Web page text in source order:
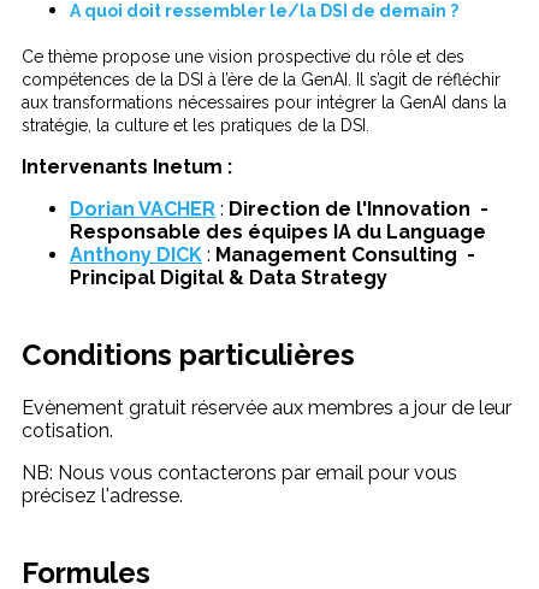
A quoi doit ressembler le/la DSI de demain ?
Ce thème propose une vision prospective du rôle et des
compétences de la DSI à l’ère de la GenAI. Il s’agit de réfléchir
aux transformations nécessaires pour intégrer la GenAI dans la
stratégie, la culture et les pratiques de la DSI.
Intervenants Inetum :
Dorian VACHER : Direction de l'Innovation -
Responsable des équipes IA du Language
Anthony DICK : Management Consulting -
Principal Digital & Data Strategy
Conditions particulières
Evènement gratuit réservée aux membres a jour de leur
cotisation.
NB: Nous vous contacterons par email pour vous
précisez l'adresse.
Formules